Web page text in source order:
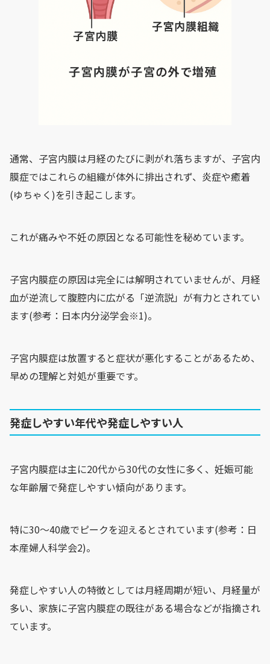
通常、子宮内膜は月経のたびに剥がれ落ちますが、子宮内
膜症ではこれらの組織が体外に排出されず、炎症や癒着
(ゆちゃく)を引き起こします。
これが痛みや不妊の原因となる可能性を秘めています。
子宮内膜症の原因は完全には解明されていませんが、月経
血が逆流して腹腔内に広がる「逆流説」が有力とされてい
ます(参考：日本内分泌学会※1)。
子宮内膜症は放置すると症状が悪化することがあるため、
早めの理解と対処が重要です。
発症しやすい年代や発症しやすい人
子宮内膜症は主に20代から30代の女性に多く、妊娠可能
な年齢層で発症しやすい傾向があります。
特に30～40歳でピークを迎えるとされています(参考：日
本産婦人科学会2)。
発症しやすい人の特徴としては月経周期が短い、月経量が
多い、家族に子宮内膜症の既往がある場合などが指摘され
ています。